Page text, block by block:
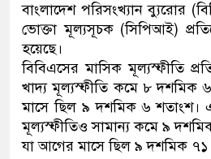
বাংলাদেশ পরিসংখ্যান ব্যুরোর
ভোক্তা মূল্যসূচক (সিপিআই)
হয়েছে।
বিবিএসের মাসিক মূল্যস্ফীতি
খাদ্য মূল্যস্ফীতি কমে ৮ দশমিক
মাসে ছিল ৯ দশমিক ৬ শতাংশ।
মূল্যস্ফীতিও সামান্য কমে ৯
যা আগের মাসে ছিল ৯ দশমিক ৭১